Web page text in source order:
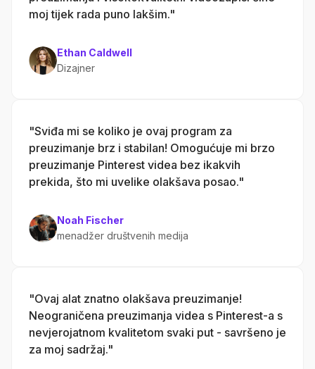
moj tijek rada puno lakšim."
Ethan Caldwell
Dizajner
"Sviđa mi se koliko je ovaj program za
preuzimanje brz i stabilan! Omogućuje mi brzo
preuzimanje Pinterest videa bez ikakvih
prekida, što mi uvelike olakšava posao."
Noah Fischer
menadžer društvenih medija
"Ovaj alat znatno olakšava preuzimanje!
Neograničena preuzimanja videa s Pinterest-a s
nevjerojatnom kvalitetom svaki put - savršeno je
za moj sadržaj."